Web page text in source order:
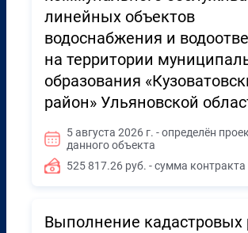
линейных объектов
водоснабжения и
на территории
образования
район» Ульяновской
5 августа 2026 г. - определён
данного объекта
525 817.26 руб. - сумма контракта
Выполнение кадастровых